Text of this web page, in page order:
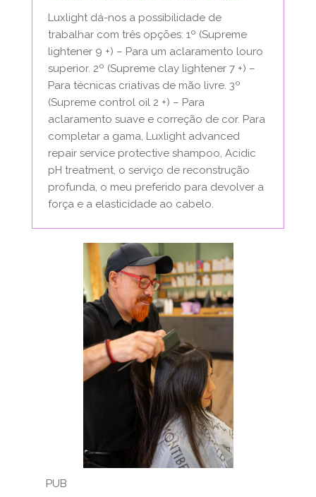
Luxlight dá-nos a possibilidade de
trabalhar com três opções: 1º (Supreme
lightener 9 +) – Para um aclaramento louro
superior. 2º (Supreme clay lightener 7 +) –
Para técnicas criativas de mão livre. 3º
(Supreme control oil 2 +) – Para
aclaramento suave e correção de cor. Para
completar a gama, Luxlight advanced
repair service protective shampoo, Acidic
pH treatment, o serviço de reconstrução
profunda, o meu preferido para devolver a
força e a elasticidade ao cabelo.
PUB